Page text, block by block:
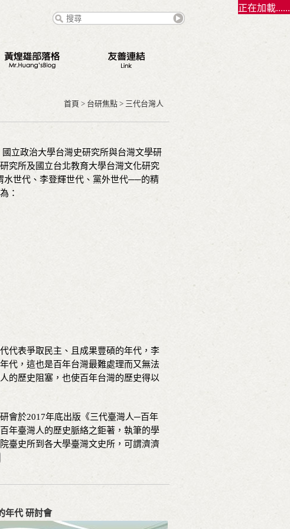
正在加載......
巴契夫之緣
首頁 > 台研焦點> 三代台灣人
立政治大學台灣史研究所與台灣文學研
究所及國立台北教育大學台灣文化研究
世代、李登輝世代、黨外世代──的精
：
代表爭取民主、且成果豐碩的年代，李
代，這也是百年台灣最難處理而又無法
的歷史阻塞，也使百年台灣的歷史得以
會於2017年底出版《三代臺灣人─百年
年臺灣人的歷史脈絡之鉅著，執筆的學
臺史所到各大學臺灣文史所，可謂濟濟
年代 研討會